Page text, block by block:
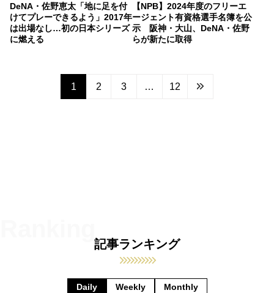
DeNA・佐野恵太「地に足を付
けてプレーできるよう」2017年
は出場なし…初の日本シリーズ
に燃える
【NPB】2024年度のフリーエ
ージェント有資格選手名簿を公
示 阪神・大山、DeNA・佐野
らが新たに取得
1 2 3 … 12
記事ランキング
Daily Weekly Monthly